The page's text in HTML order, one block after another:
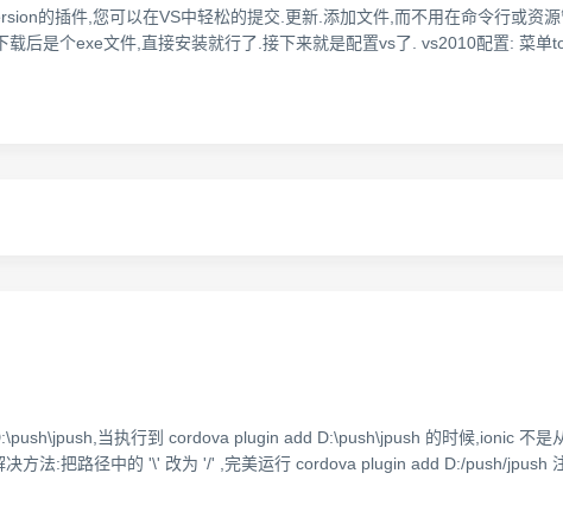
的插件,您可以在VS中轻松的提交.更新.添加文件,而不用在命令行或资
后是个exe文件,直接安装就行了.接下来就是配置vs了. vs2010配置: 菜单
当执行到 cordova plugin add D:\push\jpush 的时候,ionic 不
决方法:把路径中的 '\' 改为 '/' ,完美运行 cordova plugin add D:/push/jpush